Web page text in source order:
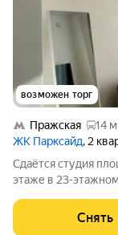
возможен торг
Пражская
14
ЖК Парксайд, 2
Сдаётся студия
этаже в 23-
Холодильник Посудомоечная машина Микроволновка
Пылесос Дом -
Снять